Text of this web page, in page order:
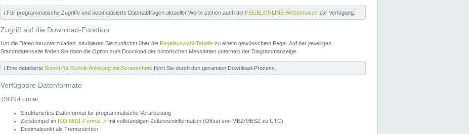
ℹ️ Für programmatische Zugriffe und automatisierte Datenabfragen aktueller Werte stehen auch die PEGELONLINE Webservices zur Verfügung.
Zugriff auf die Download-Funktion
Um die Daten herunterzuladen, navigieren Sie zunächst über die Pegelauswahl-Tabelle zu einem gewünschten Pegel. Auf der jeweiligen
Stammdatenseite finden Sie dann die Option zum Download der historischen Messdaten unterhalb der Diagrammanzeige.
ℹ️ Eine detaillierte Schritt-für-Schritt-Anleitung mit Screenshots führt Sie durch den gesamten Download-Prozess.
Verfügbare Datenformate
JSON-Format
Strukturiertes Datenformat für programmatische Verarbeitung
Zeitstempel im ISO 8601-Format ↗ mit vollständigen Zeitzoneninformation (Offset von MEZ/MESZ zu UTC)
Dezimalpunkt als Trennzeichen